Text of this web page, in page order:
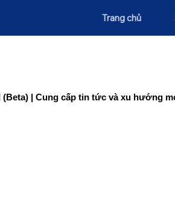
Trang chủ
(Beta) | Cung cấp tin tức và xu hướng